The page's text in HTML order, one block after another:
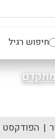
חיפוש רגיל
הפודקסט